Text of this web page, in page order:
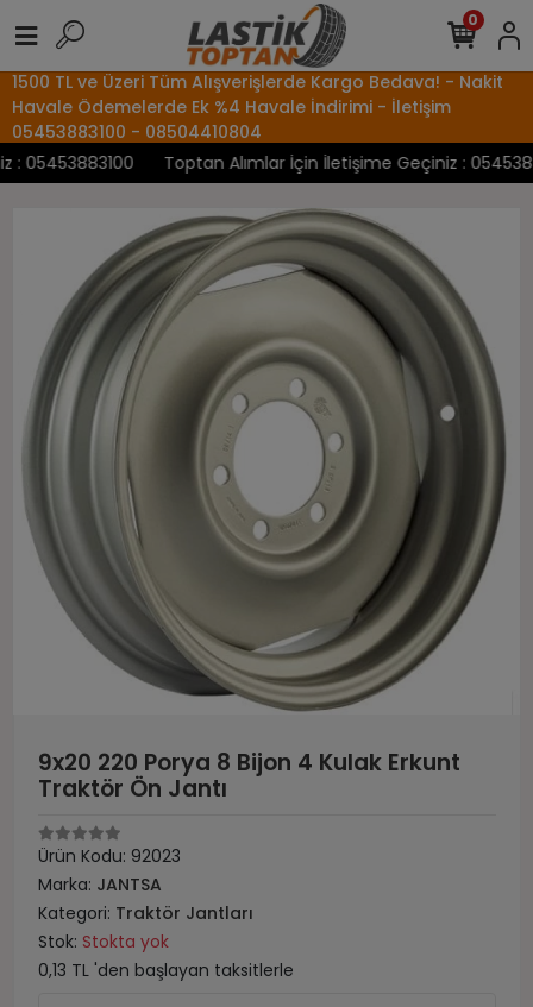
1500 TL ve Üzeri Tüm Alışverişlerde Kargo Bedava! - Nakit
Havale Ödemelerde Ek %4 Havale İndirimi - İletişim
05453883100 - 08504410804
Toptan Alımlar İçin İletişime Geçiniz :
0
9x20 220 Porya 8 Bijon 4 Kulak Erkunt
Traktör Ön Jantı
Ürün Kodu: 92023
Marka: JANTSA
Kategori: Traktör Jantları
Stok: Stokta yok
0,13 TL 'den başlayan taksitlerle